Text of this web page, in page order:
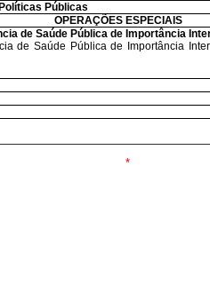
Públicas
OPERAÇÕES ESPECIAIS
de Saúde Pública de Importância
de Saúde Pública de Importância
*